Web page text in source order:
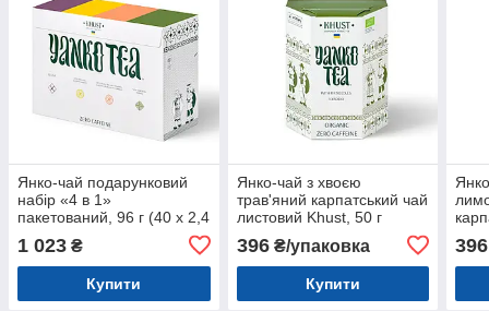
Янко-чай подарунковий
набір «4 в 1»
пакетований, 96 г (40 х 2,4
г) трав'яний карпатський
чай Khust
1 023 ₴
Купити
Янко-чай з хвоєю
трав'яний карпатський чай
листовий Khust, 50 г
396₴/упаковка
Купити
396